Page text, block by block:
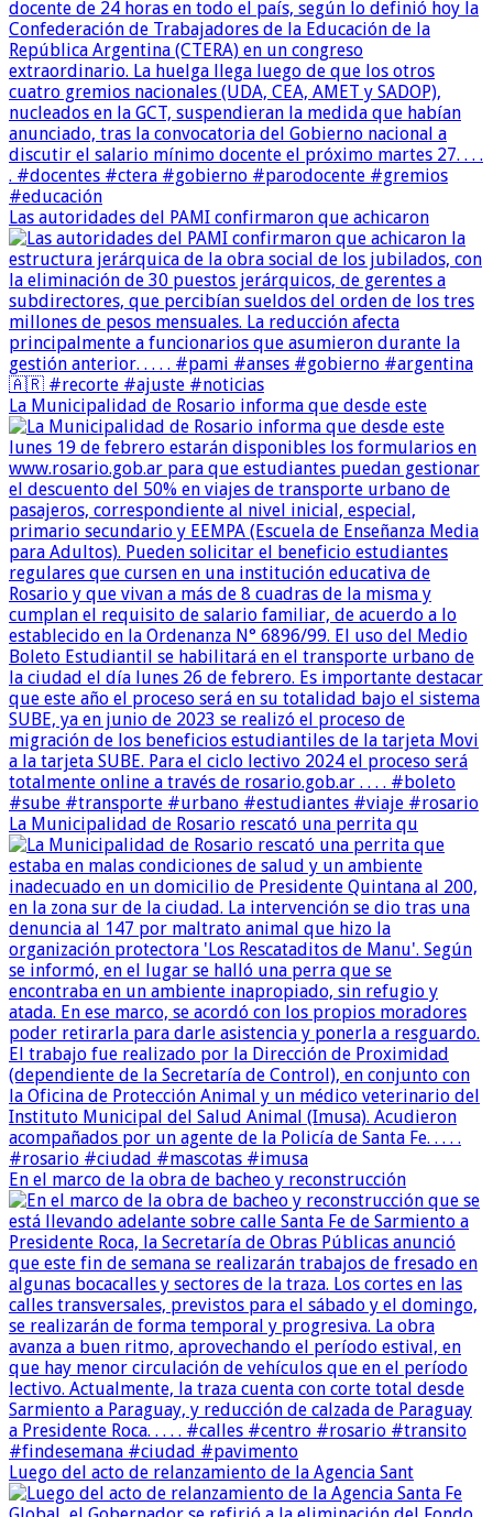
Las autoridades del PAMI confirmaron que achicaron
La Municipalidad de Rosario informa que desde este
La Municipalidad de Rosario rescató una perrita qu
En el marco de la obra de bacheo y reconstrucción
Luego del acto de relanzamiento de la Agencia Sant